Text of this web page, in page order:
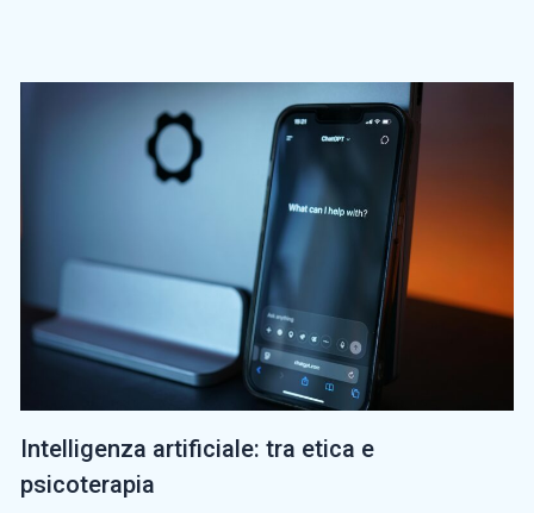
Intelligenza artificiale: tra etica e
psicoterapia